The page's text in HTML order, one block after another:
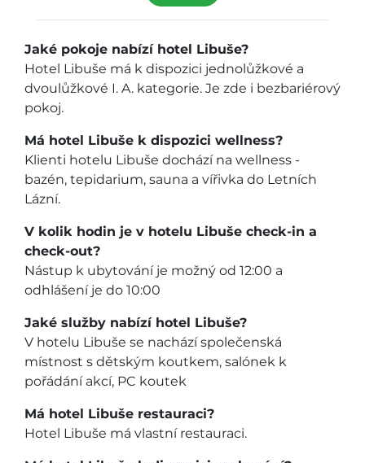
Jaké pokoje nabízí hotel Libuše?
Hotel Libuše má k dispozici jednolůžkové a
dvoulůžkové I. A. kategorie. Je zde i bezbariérový
pokoj.
Má hotel Libuše k dispozici wellness?
Klienti hotelu Libuše dochází na wellness -
bazén, tepidarium, sauna a vířivka do Letních
Lázní.
V kolik hodin je v hotelu Libuše check-in a
check-out?
Nástup k ubytování je možný od 12:00 a
odhlášení je do 10:00
Jaké služby nabízí hotel Libuše?
V hotelu Libuše se nachází společenská
místnost s dětským koutkem, salónek k
pořádání akcí, PC koutek
Má hotel Libuše restauraci?
Hotel Libuše má vlastní restauraci.